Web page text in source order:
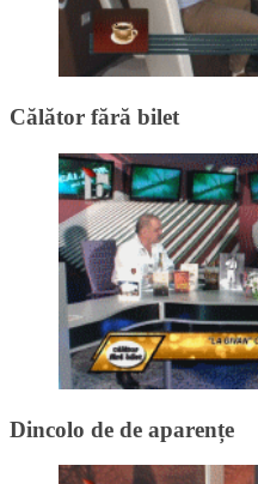
Călător fără bilet
Dincolo de de aparențe